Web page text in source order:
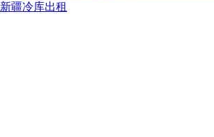
新疆冷库出租